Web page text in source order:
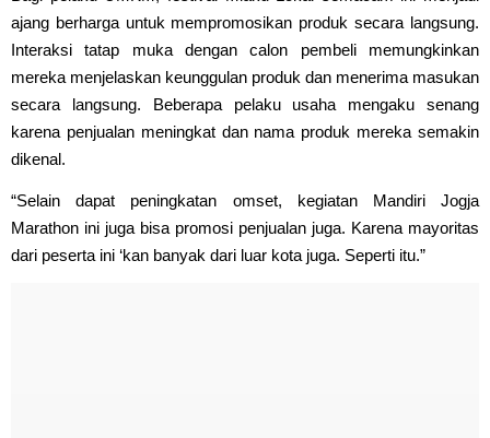
ajang berharga untuk mempromosikan produk secara langsung.
Interaksi tatap muka dengan calon pembeli memungkinkan
mereka menjelaskan keunggulan produk dan menerima masukan
secara langsung. Beberapa pelaku usaha mengaku senang
karena penjualan meningkat dan nama produk mereka semakin
dikenal.
“Selain dapat peningkatan omset, kegiatan Mandiri Jogja
Marathon ini juga bisa promosi penjualan juga. Karena mayoritas
dari peserta ini ‘kan banyak dari luar kota juga. Seperti itu.”